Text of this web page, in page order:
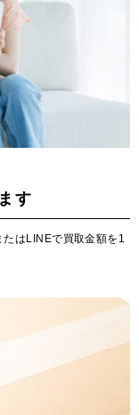
す
はLINEで買取金額を1